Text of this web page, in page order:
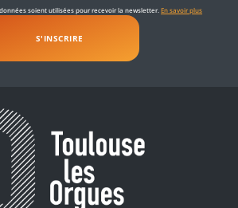
soient utilisées pour recevoir la newsletter.En savoir plus